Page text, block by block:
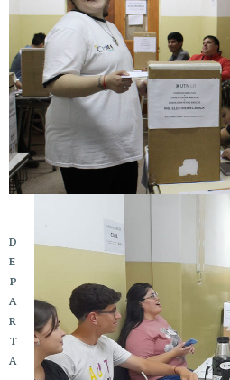
D
E
P
A
R
T
A